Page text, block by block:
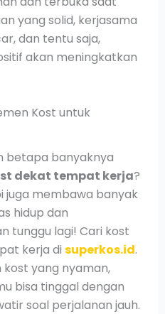
yang solid, kerjasama
dan tentu saja,
akan meningkatkan
Kost untuk
betapa banyaknya
dekat tempat kerja?
juga membawa banyak
hidup dan
tunggu lagi! Cari kost
kerja di superkos.id.
yang nyaman,
bisa tinggal dengan
soal perjalanan jauh.